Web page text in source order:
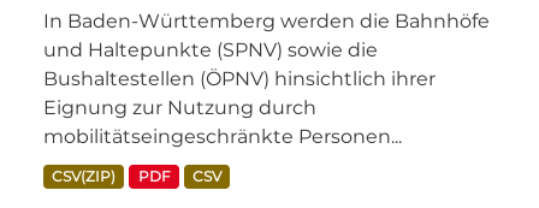
In Baden-Württemberg werden die Bahnhöfe
und Haltepunkte (SPNV) sowie die
Bushaltestellen (ÖPNV) hinsichtlich ihrer
Eignung zur Nutzung durch
mobilitätseingeschränkte Personen...
CSV(ZIP) PDF CSV